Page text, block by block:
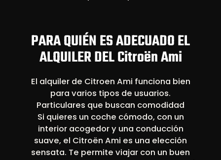
PARA QUIÉN ES ADECUADO EL
ALQUILER DEL Citroën Ami
El alquiler de Citroen Ami funciona bien
para varios tipos de usuarios.
Particulares que buscan comodidad
Si quieres un coche cómodo, con un
interior acogedor y una conducción
suave, el Citroën Ami es una elección
sensata. Te permite viajar con un buen